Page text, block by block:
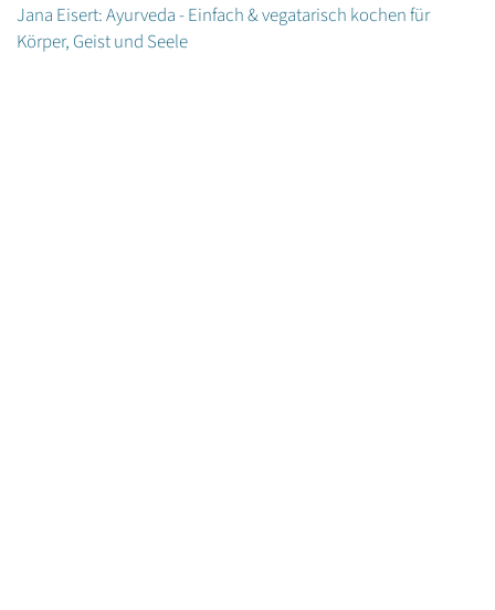
Jana Eisert: Ayurveda - Einfach & vegatarisch kochen für
Körper, Geist und Seele